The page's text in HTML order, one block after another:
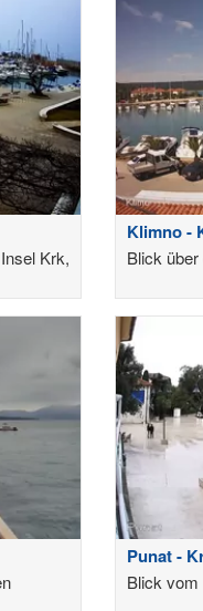
Krk,
Klimno -
Blick
Punat -
Blick vom